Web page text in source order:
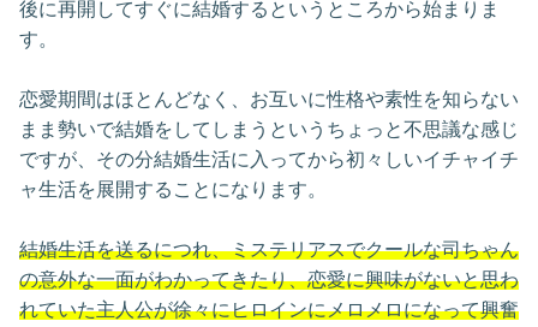
後に再開してすぐに結婚するというところから始まりま
す。
恋愛期間はほとんどなく、お互いに性格や素性を知らない
まま勢いで結婚をしてしまうというちょっと不思議な感じ
ですが、その分結婚生活に入ってから初々しいイチャイチ
ャ生活を展開することになります。
結婚生活を送るにつれ、ミステリアスでクールな司ちゃん
の意外な一面がわかってきたり、恋愛に興味がないと思わ
れていた主人公が徐々にヒロインにメロメロになって興奮